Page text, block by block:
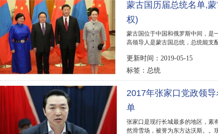
蒙古国历届总统名单,
权)
蒙古国位于中国和俄罗斯中间，是
高领导人是蒙古国总统，总统能支
更新时间：2019-05-15
标签： 总统
2017年张家口党政领
单
张家口是现行长城最多的地区，素
然滑雪场，被誉为东方达沃斯。。